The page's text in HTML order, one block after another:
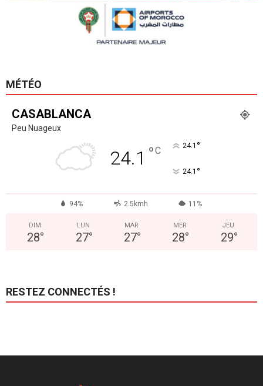
MÉTÉO
CASABLANCA
Peu Nuageux
24.1 °C 24.1 °
24.1 °
94% 2.5kmh 11%
DIM
28°
LUN
27°
MAR
27°
MER
28°
JEU
29°
RESTEZ CONNECTÉS !